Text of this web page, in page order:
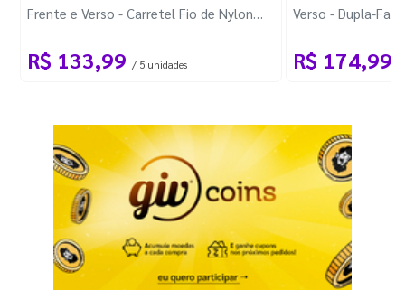
Frente e Verso - Carretel Fio de Nylon
R$ 133,99 / 5 unidades
Verso - Dupla-
R$ 174,99